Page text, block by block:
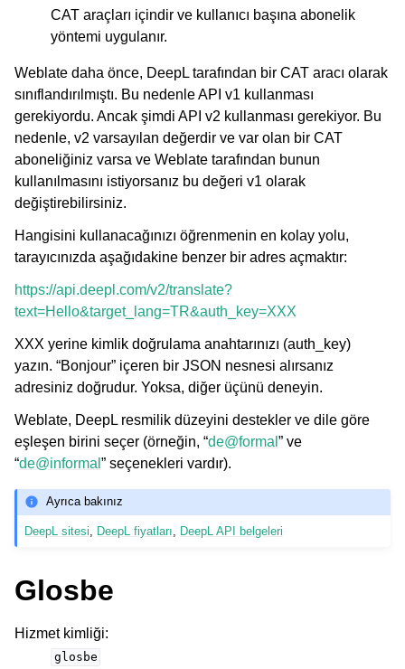
CAT araçları içindir ve kullanıcı başına abonelik
yöntemi uygulanır.
Weblate daha önce, DeepL tarafından bir CAT aracı olarak
sınıflandırılmıştı. Bu nedenle API v1 kullanması
gerekiyordu. Ancak şimdi API v2 kullanması gerekiyor. Bu
nedenle, v2 varsayılan değerdir ve var olan bir CAT
aboneliğiniz varsa ve Weblate tarafından bunun
kullanılmasını istiyorsanız bu değeri v1 olarak
değiştirebilirsiniz.
Hangisini kullanacağınızı öğrenmenin en kolay yolu,
tarayıcınızda aşağıdakine benzer bir adres açmaktır:
https://api.deepl.com/v2/translate?
text=Hello&target_lang=TR&auth_key=XXX
XXX yerine kimlik doğrulama anahtarınızı (auth_key)
yazın. “Bonjour” içeren bir JSON nesnesi alırsanız
adresiniz doğrudur. Yoksa, diğer üçünü deneyin.
Weblate, DeepL resmilik düzeyini destekler ve dile göre
eşleşen birini seçer (örneğin, “de@formal ” ve
“de@informal ” seçenekleri vardır).
Ayrıca bakınız
DeepL sitesi DeepL fiyatları DeepL API belgeleri
Glosbe
Hizmet kimliği:
glosbe